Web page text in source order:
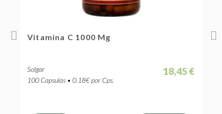
Vitamina C 1000 Mg
Solgar
100 Capsulas • 0.18€ por Cps.
18,45 €